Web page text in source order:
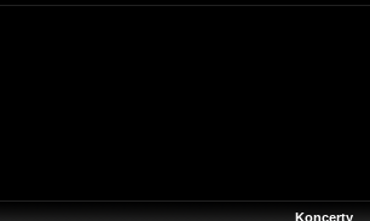
Koncerty